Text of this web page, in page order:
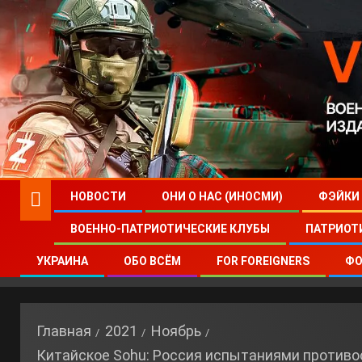
НОВОСТИ ОНИ О НАС (ИНОСМИ) ФЭЙКИ
ВОЕННО-ПАТРИОТИЧЕСКИЕ КЛУБЫ
УКРАИНА ОБО ВСЁМ FOR FOREIGNERS
Главная 2021
Ноябрь
Китайское Sohu: Россия испытаниями